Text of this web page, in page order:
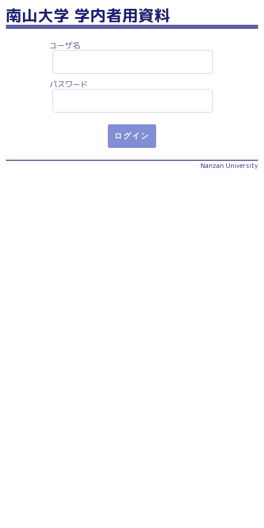
南山大学 学内者用資料
ユーザ名
パスワード
Nanzan University